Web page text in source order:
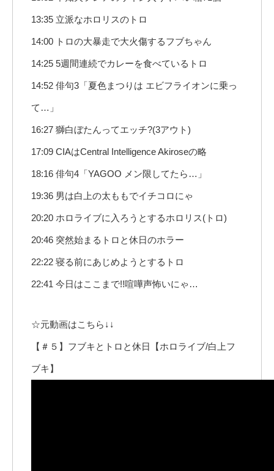
13:35 立派なホロリスのトロ
14:00 トロの大暴走で大火傷するフブちゃん
14:25 5週間連続でカレーを食べているトロ
14:52 俳句3「夏色まつりは エビフライオンに乗っ
て…」
16:27 獅白ぼたんってエッチ?(3アウト)
17:09 CIAはCentral Intelligence Akiroseの略
18:16 俳句4「YAGOO メン限してたら…」
19:36 男は白上の太ももでイチコロにゃ
20:20 ホロライブに入ろうとするホロリス(トロ)
20:46 突然始まるトロと休日のホラー
22:22 寝る前にあじめようとするトロ
22:41 今日はここまで!!喧嘩声怖いにゃ…
☆元動画はこちら↓↓
【＃５】フブキとトロと休日【ホロライブ/白上フ
ブキ】